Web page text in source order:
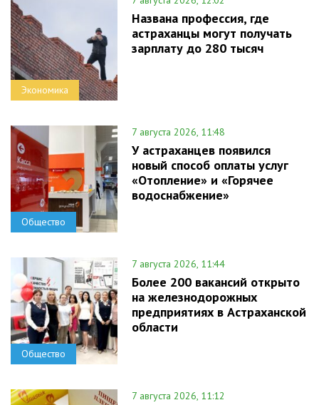
Экономика
Названа профессия, где
астраханцы могут получать
зарплату до 280 тысяч
Общество
7 августа 2026, 11:48
У астраханцев появился
новый способ оплаты услуг
«Отопление» и «Горячее
водоснабжение»
Общество
7 августа 2026, 11:44
Более 200 вакансий открыто
на железнодорожных
предприятиях в Астраханской
области
7 августа 2026, 11:12